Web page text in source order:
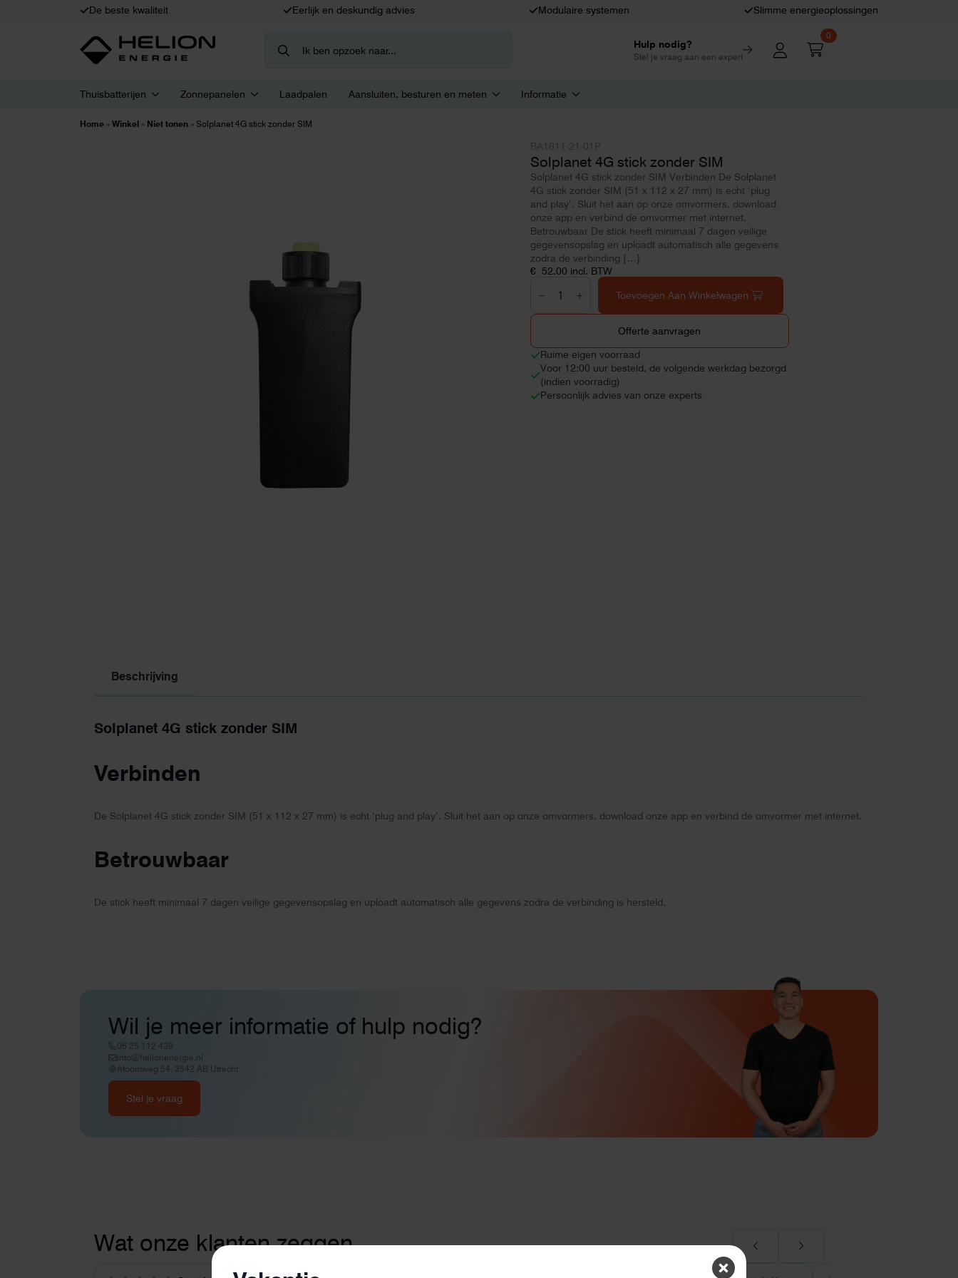
De beste kwaliteit Eerlijk en deskundig advies Modulaire systemen Slimme energieoplossingen
for:
Hulp nodig?
Stel je vraag aan een expert
0
Thuisbatterijen Zonnepanelen Laadpalen Aansluiten, besturen en meten Informatie
Home » Winkel » Niet tonen » Solplanet 4G stick zonder SIM
Solplanet 4G stick zonder SIM
Solplanet 4G stick zonder SIM Verbinden De Solplanet
4G stick zonder SIM (51 x 112 x 27 mm) is echt ‘plug
and play’. Sluit het aan op onze omvormers, download
onze app en verbind de omvormer met internet.
Betrouwbaar De stick heeft minimaal 7 dagen veilige
gegevensopslag en uploadt automatisch alle gegevens
zodra de verbinding […]
€ 52,00 incl. BTW
4G
zonder
Toevoegen Aan Winkelwagen
Offerte aanvragen
Ruime eigen voorraad
Voor 12:00 uur besteld, de volgende werkdag bezorgd
(indien voorradig)
Persoonlijk advies van onze experts
Beschrijving
Solplanet 4G stick zonder SIM
Verbinden
De Solplanet 4G stick zonder SIM (51 x 112 x 27 mm) is echt ‘plug and play’. Sluit het aan op onze omvormers, download onze app en verbind de omvormer met internet.
Betrouwbaar
De stick heeft minimaal 7 dagen veilige gegevensopslag en uploadt automatisch alle gegevens zodra de verbinding is hersteld.
Wil je meer informatie of hulp nodig?
06 25 112 439
info@helionenergie.nl
Atoomweg 54, 3542 AB Utrecht
Stel je vraag
Wat onze klanten zeggen